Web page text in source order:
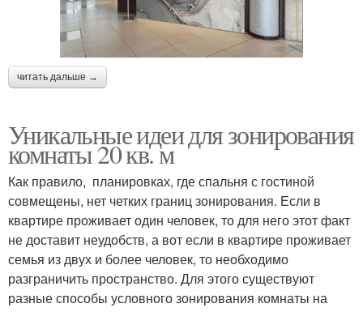
читать дальше →
Уникальные идеи для зонирования
комнаты 20 кв. м
Как правило, планировках, где спальня с гостиной
совмещены, нет четких границ зонирования. Если в
квартире проживает один человек, то для него этот факт
не доставит неудобств, а вот если в квартире проживает
семья из двух и более человек, то необходимо
разграничить пространство. Для этого существуют
разные способы условного зонирования комнаты на